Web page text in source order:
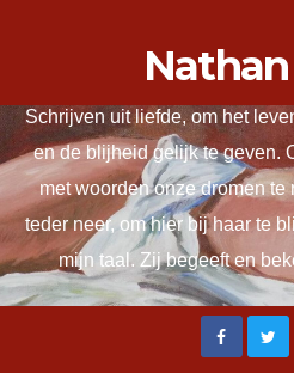
inhoud
Schrijven uit liefde, om het
en de blijheid gelijk te geven.
met woorden onze dromen te
teder neer, om hier bij haar te
mijn taal. Zij begeeft en